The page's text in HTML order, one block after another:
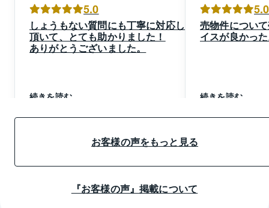
5.0
しょうもない質問にも丁寧に対応して
頂いて、とても助かりました！
ありがとうございました。
続きを読む
5.0
売物件につい
イスが良かっ
続きを読む
お客様の声をもっと見る
『お客様の声』掲載について